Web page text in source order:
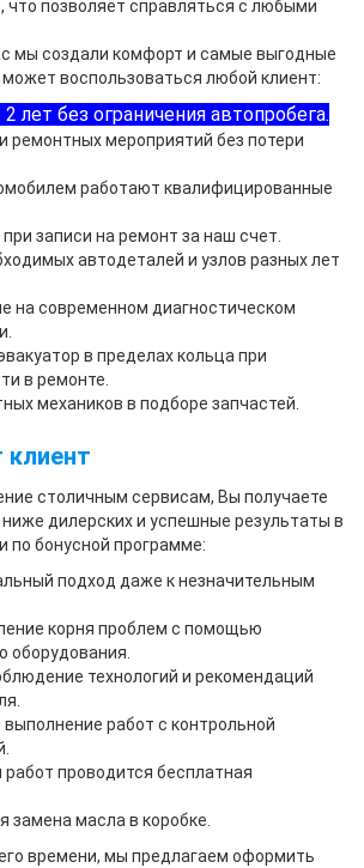
позволяет справляться с любыми
мы создали комфорт и самые выгодные
воспользоваться любой клиент:
2 лет без ограничения автопробега.
ремонтных мероприятий без потери
работают квалифицированные
записи на ремонт за наш счет.
автодеталей и узлов разных лет
на современном диагностическом
в пределах кольца при
в ремонте.
механиков в подборе запчастей.
клиент
столичным сервисам, Вы получаете
дилерских и успешные результаты в
по бонусной программе:
подход даже к незначительным
корня проблем с помощью
оборудования.
технологий и рекомендаций
работ с контрольной
работ проводится бесплатная
замена масла в коробке.
времени, мы предлагаем оформить